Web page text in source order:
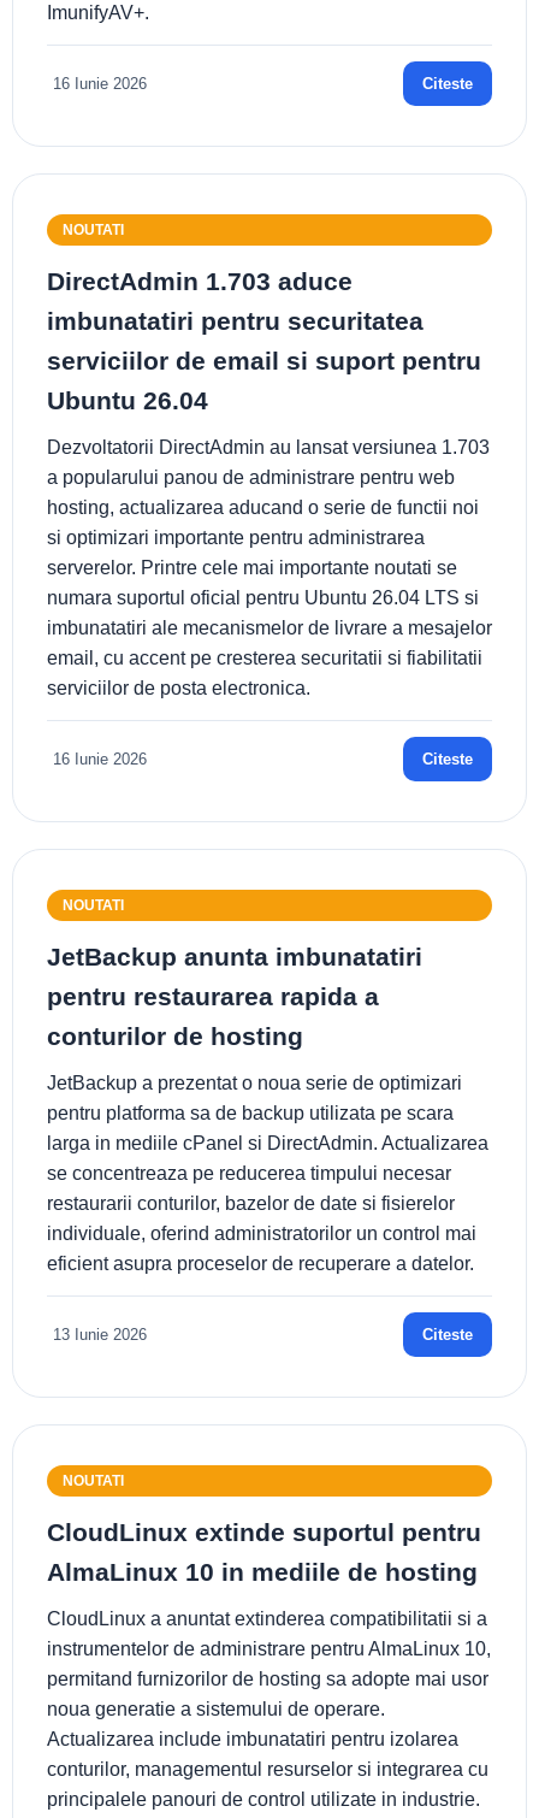
ImunifyAV+.
16 Iunie 2026 Citeste
NOUTATI
DirectAdmin 1.703 aduce
imbunatatiri pentru securitatea
serviciilor de email si suport pentru
Ubuntu 26.04
Dezvoltatorii DirectAdmin au lansat versiunea 1.703
a popularului panou de administrare pentru web
hosting, actualizarea aducand o serie de functii noi
si optimizari importante pentru administrarea
serverelor. Printre cele mai importante noutati se
numara suportul oficial pentru Ubuntu 26.04 LTS si
imbunatatiri ale mecanismelor de livrare a mesajelor
email, cu accent pe cresterea securitatii si fiabilitatii
serviciilor de posta electronica.
16 Iunie 2026 Citeste
NOUTATI
JetBackup anunta imbunatatiri
pentru restaurarea rapida a
conturilor de hosting
JetBackup a prezentat o noua serie de optimizari
pentru platforma sa de backup utilizata pe scara
larga in mediile cPanel si DirectAdmin. Actualizarea
se concentreaza pe reducerea timpului necesar
restaurarii conturilor, bazelor de date si fisierelor
individuale, oferind administratorilor un control mai
eficient asupra proceselor de recuperare a datelor.
13 Iunie 2026 Citeste
NOUTATI
CloudLinux extinde suportul pentru
AlmaLinux 10 in mediile de hosting
CloudLinux a anuntat extinderea compatibilitatii si a
instrumentelor de administrare pentru AlmaLinux 10,
permitand furnizorilor de hosting sa adopte mai usor
noua generatie a sistemului de operare.
Actualizarea include imbunatatiri pentru izolarea
conturilor, managementul resurselor si integrarea cu
principalele panouri de control utilizate in industrie.